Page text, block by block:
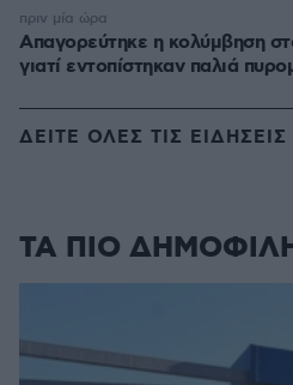
Απαγορεύτηκε η κολύμβηση
γιατί εντοπίστηκαν παλιά
πριν μία ώρα
ΔΕΙΤΕ ΟΛΕΣ ΤΙΣ ΕΙΔΗΣΕΙΣ
ΤΑ ΠΙΟ